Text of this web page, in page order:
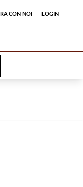
con noi Login